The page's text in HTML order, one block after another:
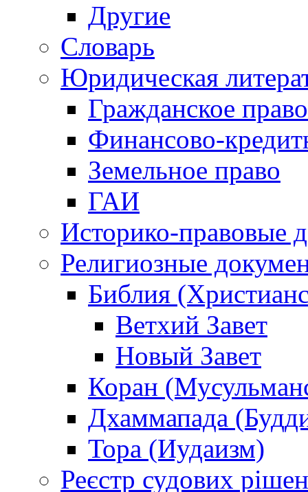
Другие
Словарь
Юридическая
Гражданское право
Финансово-
Земельное право
ГАИ
Историко-правовые
Религиозные
Библия
Ветхий Завет
Новый Завет
Коран
Дхаммапада
Тора (Иудаизм)
Реєстр судових